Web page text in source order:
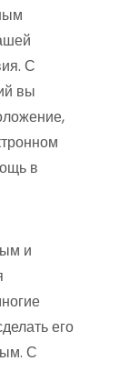
С
вы
в
и
его
С